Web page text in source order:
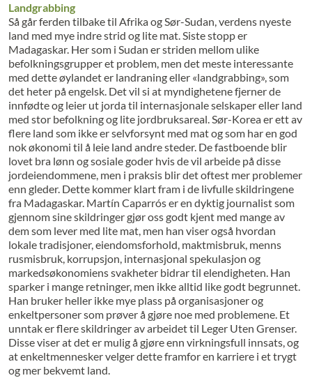
Landgrabbing
Så går ferden tilbake til Afrika og Sør-Sudan, verdens nyeste
land med mye indre strid og lite mat. Siste stopp er
Madagaskar. Her som i Sudan er striden mellom ulike
befolkningsgrupper et problem, men det meste interessante
med dette øylandet er landraning eller «landgrabbing», som
det heter på engelsk. Det vil si at myndighetene fjerner de
innfødte og leier ut jorda til internasjonale selskaper eller land
med stor befolkning og lite jordbruksareal. Sør-Korea er ett av
flere land som ikke er selvforsynt med mat og som har en god
nok økonomi til å leie land andre steder. De fastboende blir
lovet bra lønn og sosiale goder hvis de vil arbeide på disse
jordeiendommene, men i praksis blir det oftest mer problemer
enn gleder. Dette kommer klart fram i de livfulle skildringene
fra Madagaskar. Martín Caparrós er en dyktig journalist som
gjennom sine skildringer gjør oss godt kjent med mange av
dem som lever med lite mat, men han viser også hvordan
lokale tradisjoner, eiendomsforhold, maktmisbruk, menns
rusmisbruk, korrupsjon, internasjonal spekulasjon og
markedsøkonomiens svakheter bidrar til elendigheten. Han
sparker i mange retninger, men ikke alltid like godt begrunnet.
Han bruker heller ikke mye plass på organisasjoner og
enkeltpersoner som prøver å gjøre noe med problemene. Et
unntak er flere skildringer av arbeidet til Leger Uten Grenser.
Disse viser at det er mulig å gjøre enn virkningsfull innsats, og
at enkeltmennesker velger dette framfor en karriere i et trygt
og mer bekvemt land.